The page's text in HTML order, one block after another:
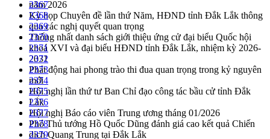
năm 2026
Kỳ họp Chuyên đề lần thứ Năm, HĐND tỉnh Đắk Lắk thông
qua các nghị quyết quan trọng
Thống nhất danh sách giới thiệu ứng cử đại biểu Quốc hội
khoá XVI và đại biểu HĐND tỉnh Đắk Lắk, nhiệm kỳ 2026-
2031
Phát động hai phong trào thi đua quan trọng trong kỷ nguyên
mới
Hội nghị lần thứ tư Ban Chỉ đạo công tác bầu cử tỉnh Đắk
Lắk
Hội nghị Báo cáo viên Trung ương tháng 01/2026
Phó Thủ tướng Hồ Quốc Dũng đánh giá cao kết quả Chiến
dịch Quang Trung tại Đắk Lắk
2367
2368
2369
2370
2371
2372
2373
2374
2375
2376
2377
2378
2379